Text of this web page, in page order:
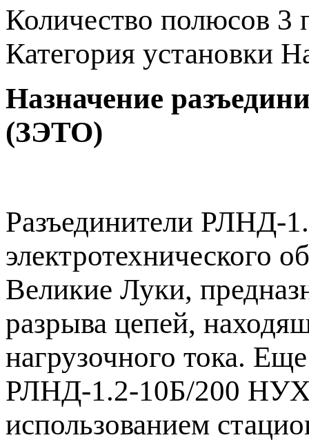
Количество полюсов 3
Категория установки
Назначение
(ЗЭТО)
Разъединители РЛНД-
электротехнического
Великие Луки,
разрыва цепей,
нагрузочного тока.
РЛНД-1.2-10Б/200
использованием